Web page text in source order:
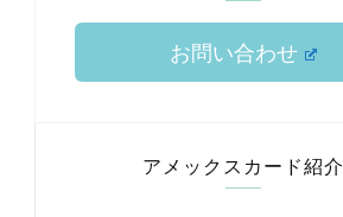
お問い合わせ
アメックスカード紹介